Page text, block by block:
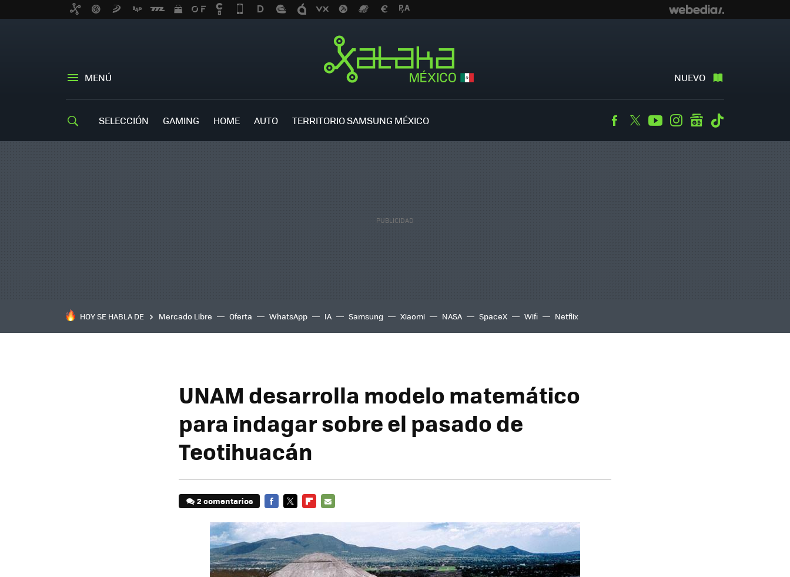
MENÚ NUEVO
SELECCIÓN GAMING HOME AUTO TERRITORIO SAMSUNG MÉXICO Facebook
TwitterYoutubeInstagramgooglenews
HOY SE HABLA DE Mercado Libre Oferta WhatsApp IA Samsung Xiaomi NASA SpaceX Wifi Netflix
UNAM desarrolla modelo matemático
para indagar sobre el pasado de
Teotihuacán
2 comentarios